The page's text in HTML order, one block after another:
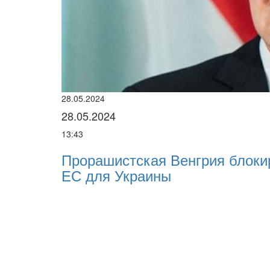
28.05.2024
28.05.2024
13:43
Прорашистская Венгрия
ЕС для Украины